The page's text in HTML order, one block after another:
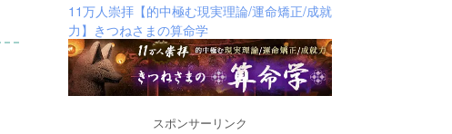
11万人崇拝【的中極む現実理論/運命矯正/成就
力】きつねさまの算命学
スポンサーリンク